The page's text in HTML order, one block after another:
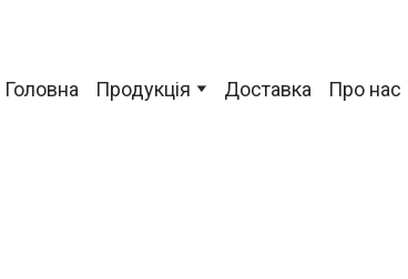
Головна Продукція Доставка Про нас